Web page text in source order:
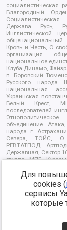
социалистическая
Благородный
Держава Русь,
Инглистической
Кровь и Честь, О
организация
национальное
Клуба Динамо,
п. Боровский
Русского народа
национальная
Украинская
Белый Крест,
последователей
объединение
народа г.
Севера, ТОЙС, О
РЕВТАТПОД,
Державная, Сектор
группа МПГ,
Арестантское
Дафа, Иртыш
Сибирский
граждан, Штабы
Краснодара
Для
cookies (
сервисы
которые